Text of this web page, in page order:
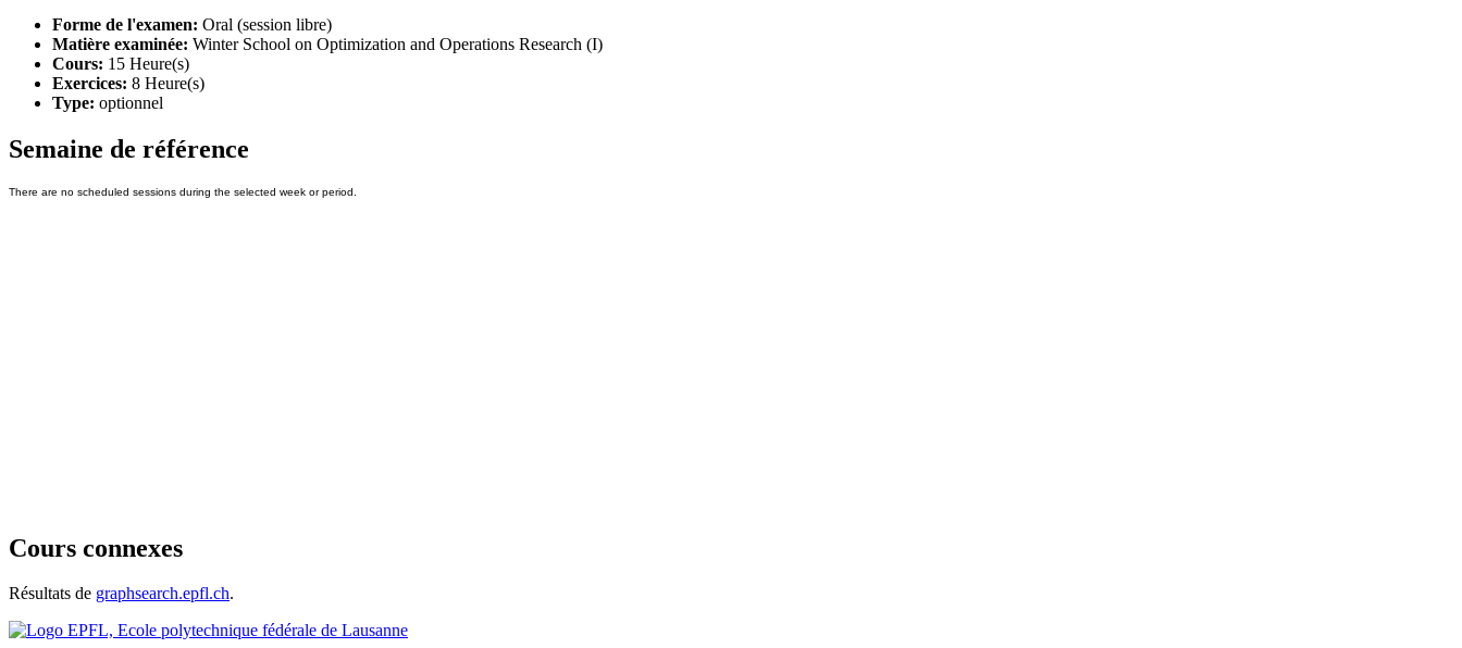
Forme de l'examen: Oral (session libre)
Matière examinée: Winter School on Optimization and Operations Research (I)
Cours: 15 Heure(s)
Exercices: 8 Heure(s)
Type: optionnel
Semaine de référence
Cours connexes
Résultats de graphsearch.epfl.ch.